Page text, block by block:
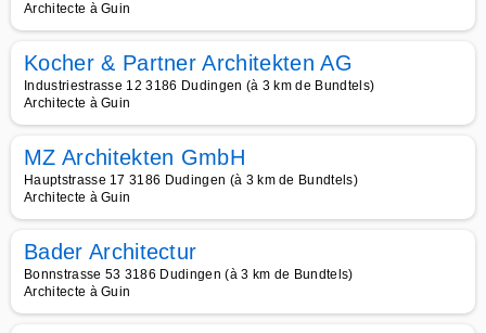
Architecte à Guin
Kocher & Partner Architekten AG
Industriestrasse 12 3186 Dudingen (à 3 km de Bundtels)
Architecte à Guin
MZ Architekten GmbH
Hauptstrasse 17 3186 Dudingen (à 3 km de Bundtels)
Architecte à Guin
Bader Architectur
Bonnstrasse 53 3186 Dudingen (à 3 km de Bundtels)
Architecte à Guin